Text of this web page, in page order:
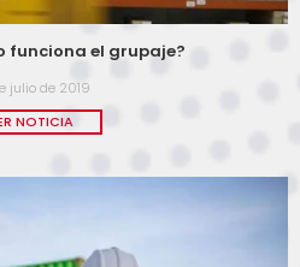
funciona el grupaje?
julio de 2019
NOTICIA